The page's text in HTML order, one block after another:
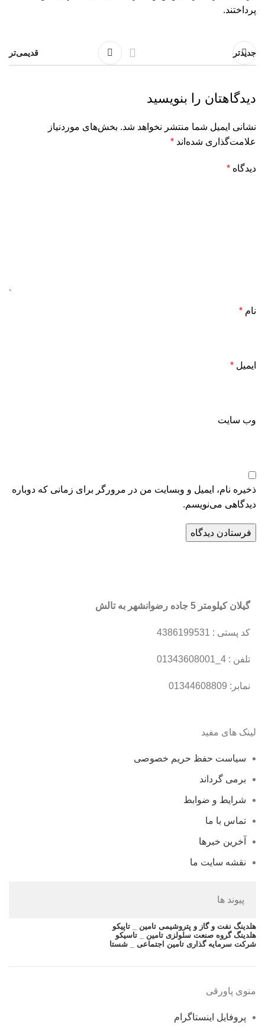
پرداختند.
جدیدتر قدیمی‌تر
دیدگاهتان را بنویسید
نشانی ایمیل شما منتشر نخواهد شد. بخش‌های موردنیاز
علامت‌گذاری شده‌اند *
دیدگاه *
نام *
ایمیل *
وب‌ سایت
ذخیره نام، ایمیل و وبسایت من در مرورگر برای زمانی که دوباره
دیدگاهی می‌نویسم.
گیلان کیلومتر 5 جاده رضوانشهر به تالش
کد پستی : 4386199531
تلفن : 4_01343608001
نمابر: 01344608809
لینک های مفید
سیاست حفظ حریم خصوصی
برمی گرداند
شرایط و ضوابط
تماس با ما
آخرین خبرها
نقشه سایت ما
پیوند ها
هلدینگ نفت و گاز و پتروشیمی تامین _ تاپیکو
هلدینگ گروه صنعت سلولزی تامین _ تاسیکو
شرکت سرمایه گذاری تامین اجتماعی _ شستا
منوی پاورقی
پروفایل اینستاگرام